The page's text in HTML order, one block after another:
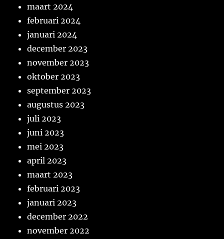
maart 2024
februari 2024
januari 2024
december 2023
november 2023
oktober 2023
september 2023
augustus 2023
juli 2023
juni 2023
mei 2023
april 2023
maart 2023
februari 2023
januari 2023
december 2022
november 2022